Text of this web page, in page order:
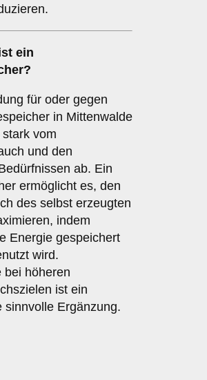
ein
?
für oder gegen
in Mittenwalde
vom
und den
ab. Ein
ermöglicht es, den
des selbst erzeugten
indem
Energie gespeichert
wird.
bei höheren
ist ein
sinnvolle Ergänzung.